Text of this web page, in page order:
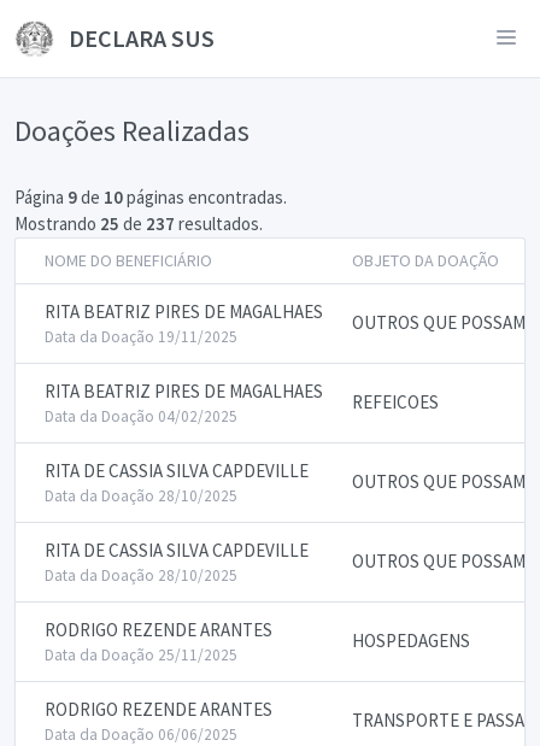
DECLARA SUS
Doações Realizadas
Página 9de 10páginas encontradas.
Mostrando 25 de 237 resultados.
NOME DO BENEFICIÁRIO OBJETO DA DOAÇÃO
RITA BEATRIZ PIRES DE MAGALHAES
Data da Doação 19/11/2025
OUTROS QUE POSSAM
RITA BEATRIZ PIRES DE MAGALHAES
Data da Doação 04/02/2025
REFEICOES
RITA DE CASSIA SILVA CAPDEVILLE
Data da Doação 28/10/2025
OUTROS QUE POSSAM
RITA DE CASSIA SILVA CAPDEVILLE
Data da Doação 28/10/2025
OUTROS QUE POSSAM
RODRIGO REZENDE ARANTES
Data da Doação 25/11/2025
HOSPEDAGENS
RODRIGO REZENDE ARANTES
Data da Doação 06/06/2025
TRANSPORTE E